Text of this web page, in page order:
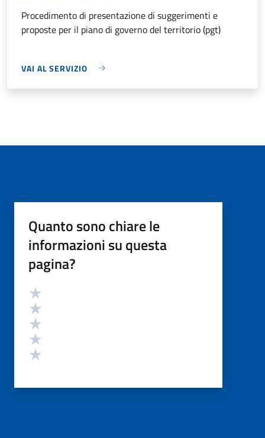
Procedimento di presentazione di suggerimenti e
proposte per il piano di governo del territorio (pgt)
VAI AL SERVIZIO
Quanto sono chiare le
informazioni su questa
pagina?
Valutazione